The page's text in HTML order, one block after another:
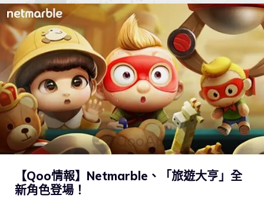
【Qoo情報】Netmarble、「旅遊大亨」全
新角色登場！